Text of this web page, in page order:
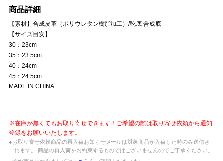
商品詳細
【素材】合成皮革（ポリウレタン樹脂加工）/靴底 合成底
【サイズ目安】
30：23cm
35：23.5cm
40：24cm
45：24.5cm
MADE IN CHINA
※在庫が無くてもお取り寄せできます！ご希望の際は取り寄せ依頼から通知
登録をお願いいたします。
●お取り寄せ依頼商品の再入荷お知らせメールは対象商品が入荷した時のみ送信さ
れます。 商品の再入荷をお約束するものではございませんのでご了承ください。